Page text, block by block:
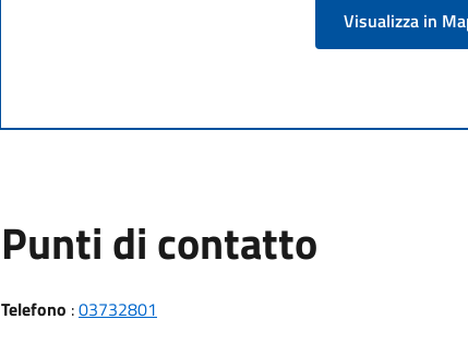
Visualizza in
Punti di contatto
Telefono :03732801